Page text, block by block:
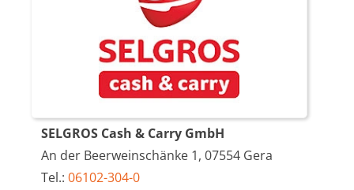
SELGROS Cash & Carry GmbH
An der Beerweinschänke 1, 07554 Gera
Tel.:06102-304-0